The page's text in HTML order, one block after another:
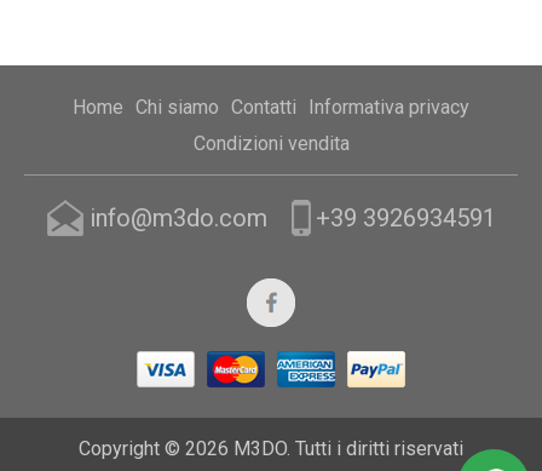
Home Chi siamo Contatti
Informativa privacy
Condizioni vendita
info@m3do.com +39 3926934591
Copyright © 2026 M3DO. Tutti i diritti riservati